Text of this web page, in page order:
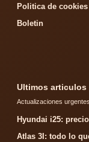
Politica de cookies
Boletin
Ultimos articulos
Actualizaciones
Hyundai i25:
Atlas 3I: todo lo